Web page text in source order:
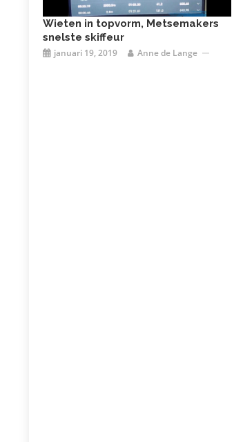
Wieten in topvorm, Metsemakers
snelste skiffeur
januari 19, 2019 Anne de Lange